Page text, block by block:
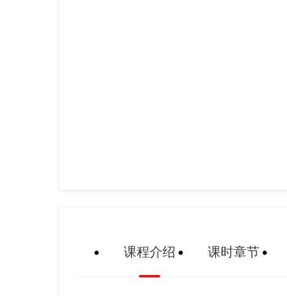
课程介绍 课时章节